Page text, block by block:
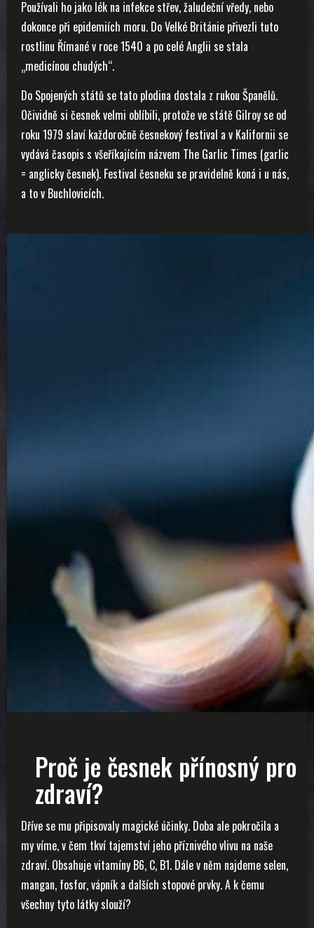
Používali ho jako lék na infekce střev, žaludeční vředy, nebo
dokonce při epidemiích moru. Do Velké Británie přivezli tuto
rostlinu Římané v roce 1540 a po celé Anglii se stala
„medicínou chudých“.
Do Spojených států se tato plodina dostala z rukou Španělů.
Očividně si česnek velmi oblíbili, protože ve státě Gilroy se od
roku 1979 slaví každoročně česnekový festival a v Kalifornii se
vydává časopis s všeříkajícím názvem The Garlic Times (garlic
= anglicky česnek). Festival česneku se pravidelně koná i u nás,
a to v Buchlovicích.
Proč je česnek přínosný pro
zdraví?
Dříve se mu připisovaly magické účinky. Doba ale pokročila a
my víme, v čem tkví tajemství jeho příznivého vlivu na naše
zdraví. Obsahuje vitamíny B6, C, B1. Dále v něm najdeme selen,
mangan, fosfor, vápník a dalších stopové prvky. A k čemu
všechny tyto látky slouží?